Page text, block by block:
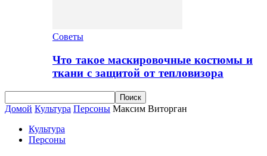
Советы
Что такое маскировочные костюмы и
ткани с защитой от тепловизора
Домой Культура Персоны Максим Виторган
Культура
Персоны